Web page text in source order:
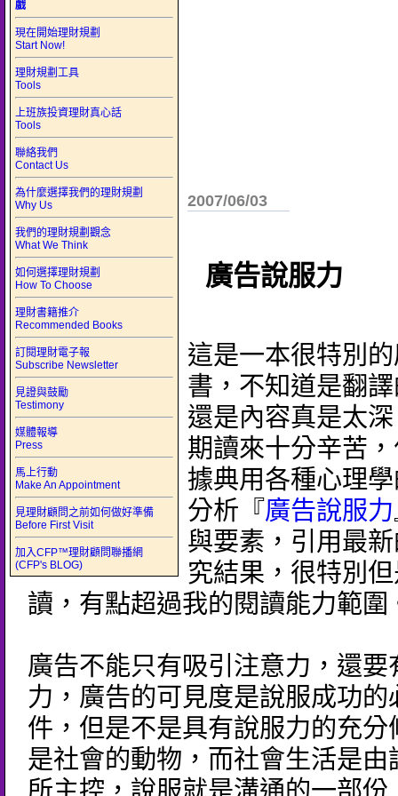
戲
現在開始理財規劃
Start Now!
理財規劃工具
Tools
上班族投資理財真心話
Tools
聯絡我們
Contact Us
為什麼選擇我們的理財規劃
Why Us
我們的理財規劃觀念
What We Think
如何選擇理財規劃
How To Choose
理財書籍推介
Recommended Books
訂閱理財電子報
Subscribe Newsletter
見證與鼓勵
Testimony
媒體報導
Press
馬上行動
Make An Appointment
見理財顧問之前如何做好準備
Before First Visit
加入CFP™理財顧問聯播網
(CFP's BLOG)
2007/06/03
廣告說服力
這是一本很特別
書，不知道是翻
還是內容真是太
期讀來十分辛苦
據典用各種心理
分析『廣告說服力
與要素，引用最
究結果，很特別
讀，有點超過我的閱讀能力範圍
廣告不能只有吸引注意力，還要
力，廣告的可見度是說服成功的
件，但是不是具有說服力的充分
是社會的動物，而社會生活是由